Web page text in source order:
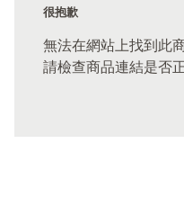
很抱歉
無法在網站上找到此
請檢查商品連結是否正